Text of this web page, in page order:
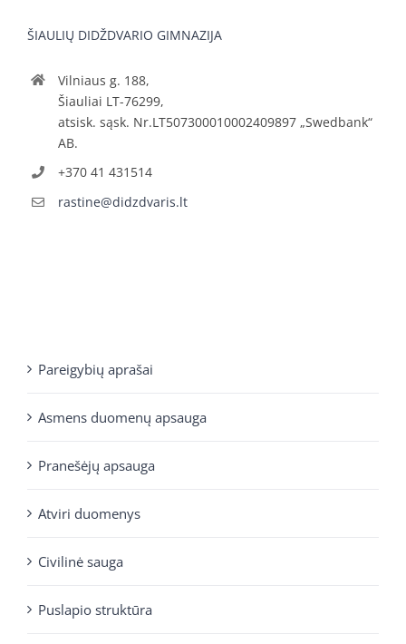
ŠIAULIŲ DIDŽDVARIO GIMNAZIJA
Vilniaus g. 188,
Šiauliai LT-76299,
atsisk. sąsk. Nr.LT507300010002409897 „Swedbank“
AB.
+370 41 431514
rastine@didzdvaris.lt
Pareigybių aprašai
Asmens duomenų apsauga
Pranešėjų apsauga
Atviri duomenys
Civilinė sauga
Puslapio struktūra